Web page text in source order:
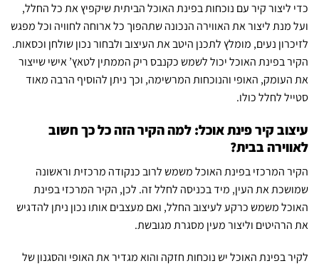
כדי ליצור קיר עם נוכחות בפינת האוכל הביתית שיקפיץ את כל החלל,
ועל מנת ליצור את האווירה הנכונה שתהפוך כל ארוחה לחוויה וכל מפגש
לזיכרון נעים, מומלץ לתכנן היטב את העיצוב ולבחור נכון שולחן וכסאות.
הקיר בפינת האוכל יכול לשמש כקנבס ריק הממתין לטאץ’ אישי שייצור
את העומק, האופי והנוכחות המרשימה, וכך ניתן להוסיף הרבה מאוד
סטייל לחלל כולו.
עיצוב קיר פינת אוכל: למה הקיר הזה כל כך חשוב
לאווירה בבית?
הקיר המרכזי בפינת האוכל משמש לרוב כנקודה מרכזית וראשונה
שמושכת את העין, מיד בכניסה לחלל זה. לכן, הקיר המרכזי בפינת
האוכל משמש כרקע לעיצוב החלל, ואם מעצבים אותו נכון ניתן להדגיש
את הרהיטים וליצור מעין מסגרת מגובשת.
לקיר בפינת האוכל יש נוכחות חזקה והוא מגדיר את האופי והסגנון של